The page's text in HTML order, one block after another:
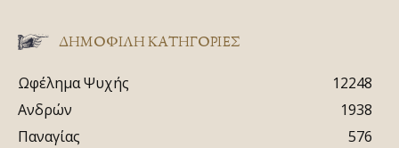
ΔΗΜΟΦΙΛΗ ΚΑΤΗΓΟΡΙΕΣ
Ωφέλημα Ψυχής
12248
Ανδρών
1938
Παναγίας
576